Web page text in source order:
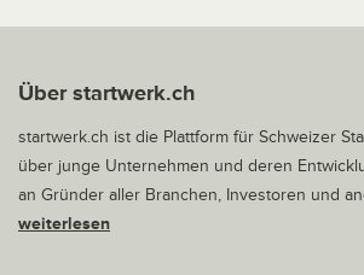
Über startwerk.ch
startwerk.ch ist die Plattform für Schweizer
über junge Unternehmen und deren
an Gründer aller Branchen, Investoren und
weiterlesen